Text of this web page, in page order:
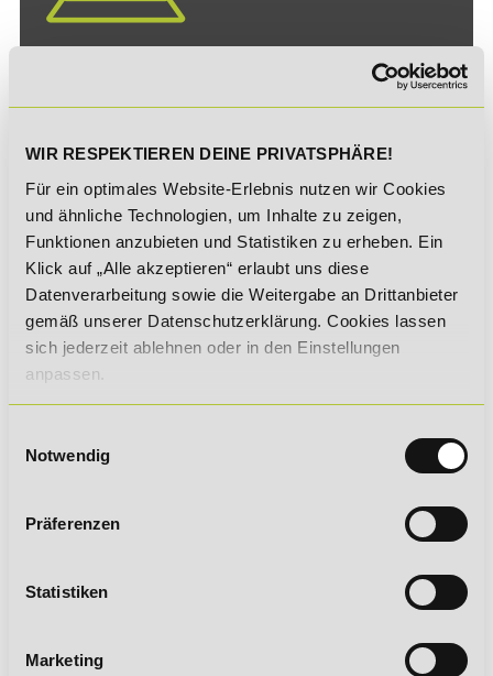
WIR RESPEKTIEREN DEINE PRIVATSPHÄRE!
Für ein optimales Website-Erlebnis nutzen wir Cookies
und ähnliche Technologien, um Inhalte zu zeigen,
Funktionen anzubieten und Statistiken zu erheben. Ein
Klick auf „Alle akzeptieren“ erlaubt uns diese
Datenverarbeitung sowie die Weitergabe an Drittanbieter
gemäß unserer Datenschutzerklärung. Cookies lassen
sich jederzeit ablehnen oder in den Einstellungen
anpassen.
Notwendig
Präferenzen
Statistiken
Marketing
Crossmedial verknüpfen,
praxisnah anwenden und
Anruf aus dem Ausland
Rückruf vereinbaren